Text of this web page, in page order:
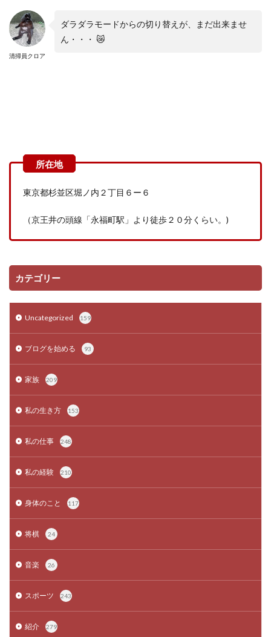
清掃員クロア
ダラダラモードからの切り替えが、まだ出来ませ
ん・・・ 😿
東京都杉並区堀ノ内２丁目６ー６
（京王井の頭線「永福町駅」より徒歩２０分くらい。 )
カテゴリー
Uncategorized 159
ブログを始める 93
家族 209
私の生き方 153
私の仕事 248
私の経験 210
身体のこと 117
将棋 24
音楽 26
スポーツ 243
紹介 279